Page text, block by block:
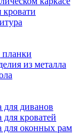
из металла
диванов
кроватей
для оконных рам